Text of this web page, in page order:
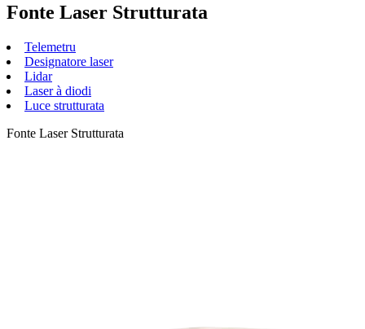
Fonte Laser Strutturata
Telemetru
Designatore laser
Lidar
Laser à diodi
Luce strutturata
Fonte Laser Strutturata